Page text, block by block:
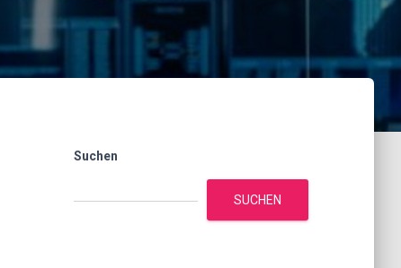
Suchen
SUCHEN